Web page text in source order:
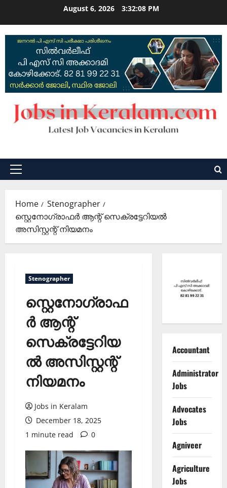
August 6, 2026 3:32:09 PM
Primary
Home
Stenographer
സ്റ്റെനോഗ്രാഫര്‍ ആന്റ് സെക്രട്ടേറിയല്‍
അസിസ്റ്റന്റ് നിയമനം
Stenographer
സ്റ്റെനോഗ്രാഫ
ര്‍ ആന്റ്
സെക്രട്ടേറിയ
ല്‍ അസിസ്റ്റന്റ്
നിയമനം
Jobs in Keralam
December 18, 2025
1 minute read
0
Accountant
Administrator
Jobs
Advocates
Jobs
Agniveer
Agriculture
Jobs